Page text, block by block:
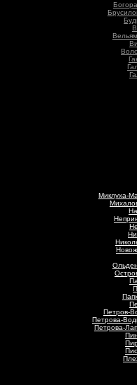
Миклуха-
Петров-
Петрова-
Петрова-